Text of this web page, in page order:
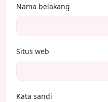
Nama belakang
Situs web
Kata sandi